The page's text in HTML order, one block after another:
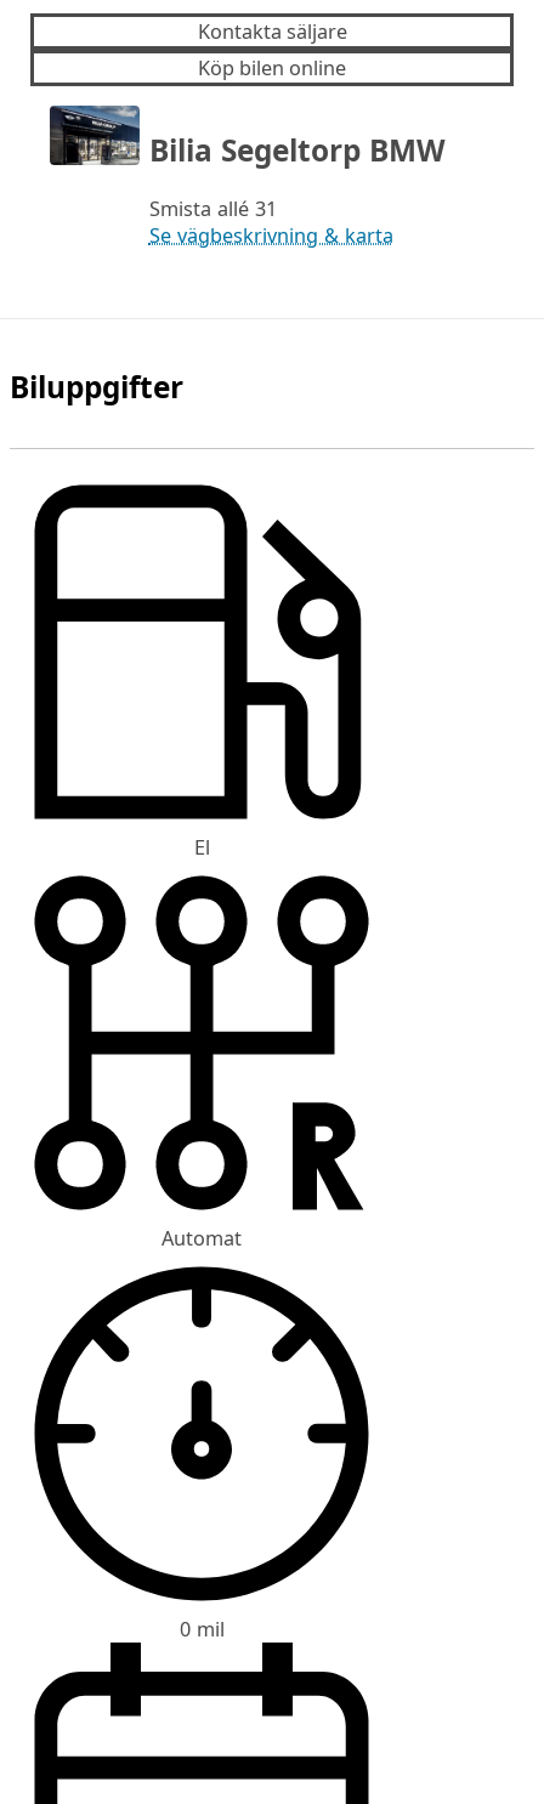
Kontakta säljare
Köp bilen online
Bilia Segeltorp BMW
Smista allé 31
Se vägbeskrivning & karta
Biluppgifter
El
Automat
0 mil